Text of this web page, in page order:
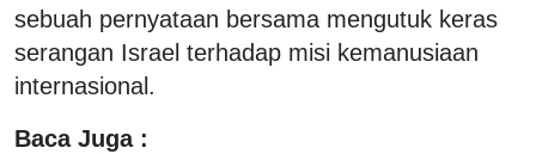
sebuah pernyataan bersama mengutuk keras
serangan Israel terhadap misi kemanusiaan
internasional.
Baca Juga :